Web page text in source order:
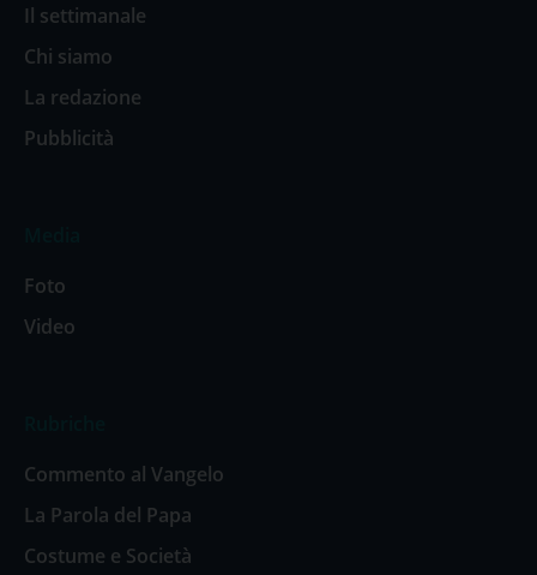
Il settimanale
Chi siamo
La redazione
Pubblicità
Foto
Video
Commento al Vangelo
La Parola del Papa
Costume e Società